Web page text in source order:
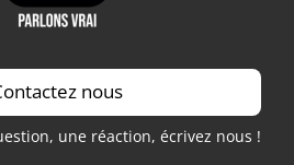
nous
une réaction, écrivez nous !